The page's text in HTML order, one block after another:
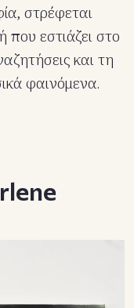
στρέφεται
που εστιάζει στο
και τη
φαινόμενα.